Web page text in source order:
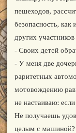
пешеходов,
безопасность, как
других
- Своих детей
- У меня две
раритетных
мотовождению
не настаиваю:
Не получаешь
целым с машиной?